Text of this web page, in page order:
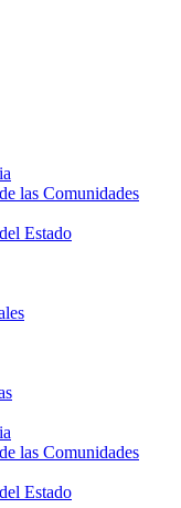
las Comunidades
Estado
las Comunidades
Estado